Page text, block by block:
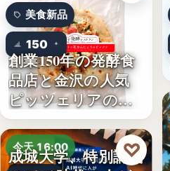
美食新品
150
創業150年の発酵食
品店と金沢の人気
ピッツェリアのコ
ラボ…
今天 16:00
成城大学、特別講義
♡